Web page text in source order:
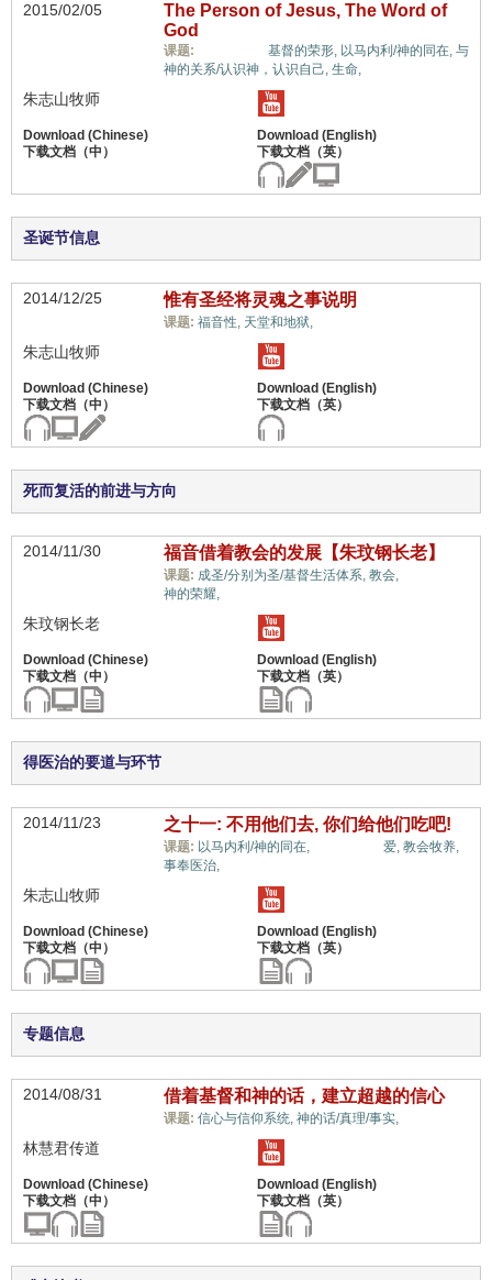
2015/02/05
The Person of Jesus, The Word of
God
课题: 基督的荣形, 以马内利/神的同在, 与
神的关系/认识神，认识自己, 生命,
朱志山牧师
圣诞节信息
2014/12/25 惟有圣经将灵魂之事说明
课题: 福音性, 天堂和地狱,
朱志山牧师
死而复活的前进与方向
2014/11/30 福音借着教会的发展【朱玟钢长老】
课题: 成圣/分别为圣/基督生活体系, 教会,
神的荣耀,
朱玟钢长老
得医治的要道与环节
2014/11/23 之十一: 不用他们去, 你们给他们吃吧!
课题: 以马内利/神的同在, 爱, 教会牧养,
事奉医治,
朱志山牧师
专题信息
2014/08/31 借着基督和神的话，建立超越的信心
课题: 信心与信仰系统, 神的话/真理/事实,
林慧君传道